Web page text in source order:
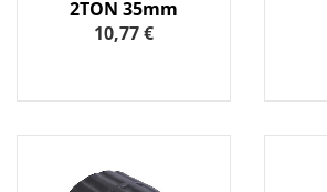
2TON 35mm
10,77 €